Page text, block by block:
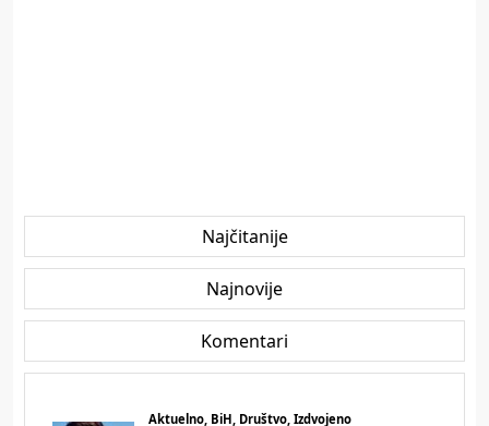
Najčitanije
Najnovije
Komentari